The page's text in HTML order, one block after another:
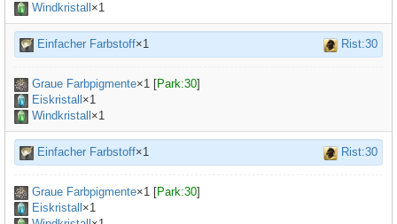
Windkristall ×1
Einfacher Farbstoff×1 Rist:30
Graue Farbpigmente×1 [Park:30]
Eiskristall ×1
Windkristall ×1
Einfacher Farbstoff×1 Rist:30
Graue Farbpigmente×1 [Park:30]
Eiskristall ×1